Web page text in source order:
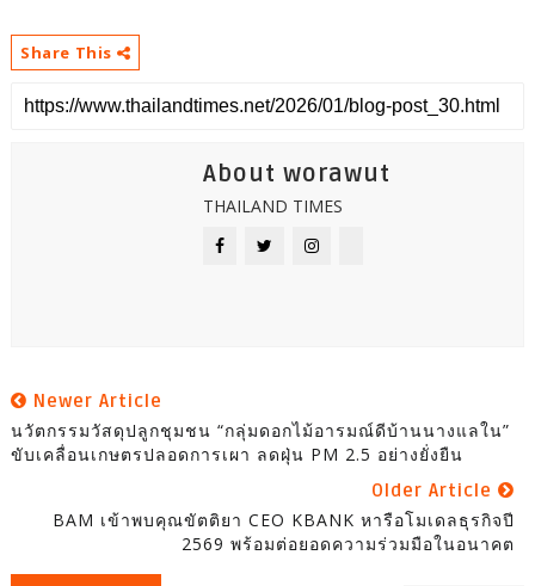
Share This
About worawut
THAILAND TIMES
Newer Article
นวัตกรรมวัสดุปลูกชุมชน “กลุ่มดอกไม้อารมณ์ดีบ้านนางแลใน”
ขับเคลื่อนเกษตรปลอดการเผา ลดฝุ่น PM 2.5 อย่างยั่งยืน
Older Article
BAM เข้าพบคุณขัตติยา CEO KBANK หารือโมเดลธุรกิจปี
2569 พร้อมต่อยอดความร่วมมือในอนาคต